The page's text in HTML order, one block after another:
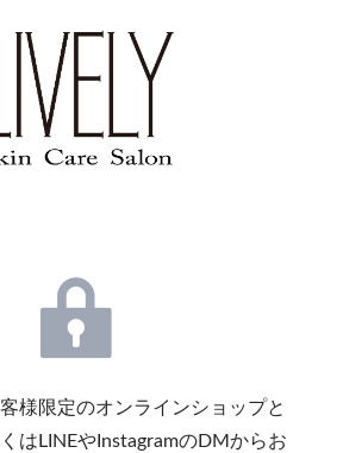
様限定のオンラインショップと
はLINEやInstagramのDMからお